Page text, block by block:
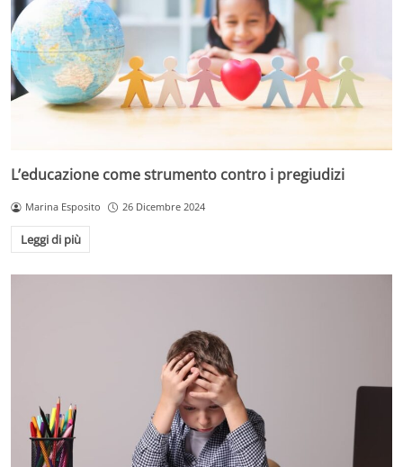
L’educazione come strumento contro i pregiudizi
Marina Esposito 26 Dicembre 2024
Leggi di più